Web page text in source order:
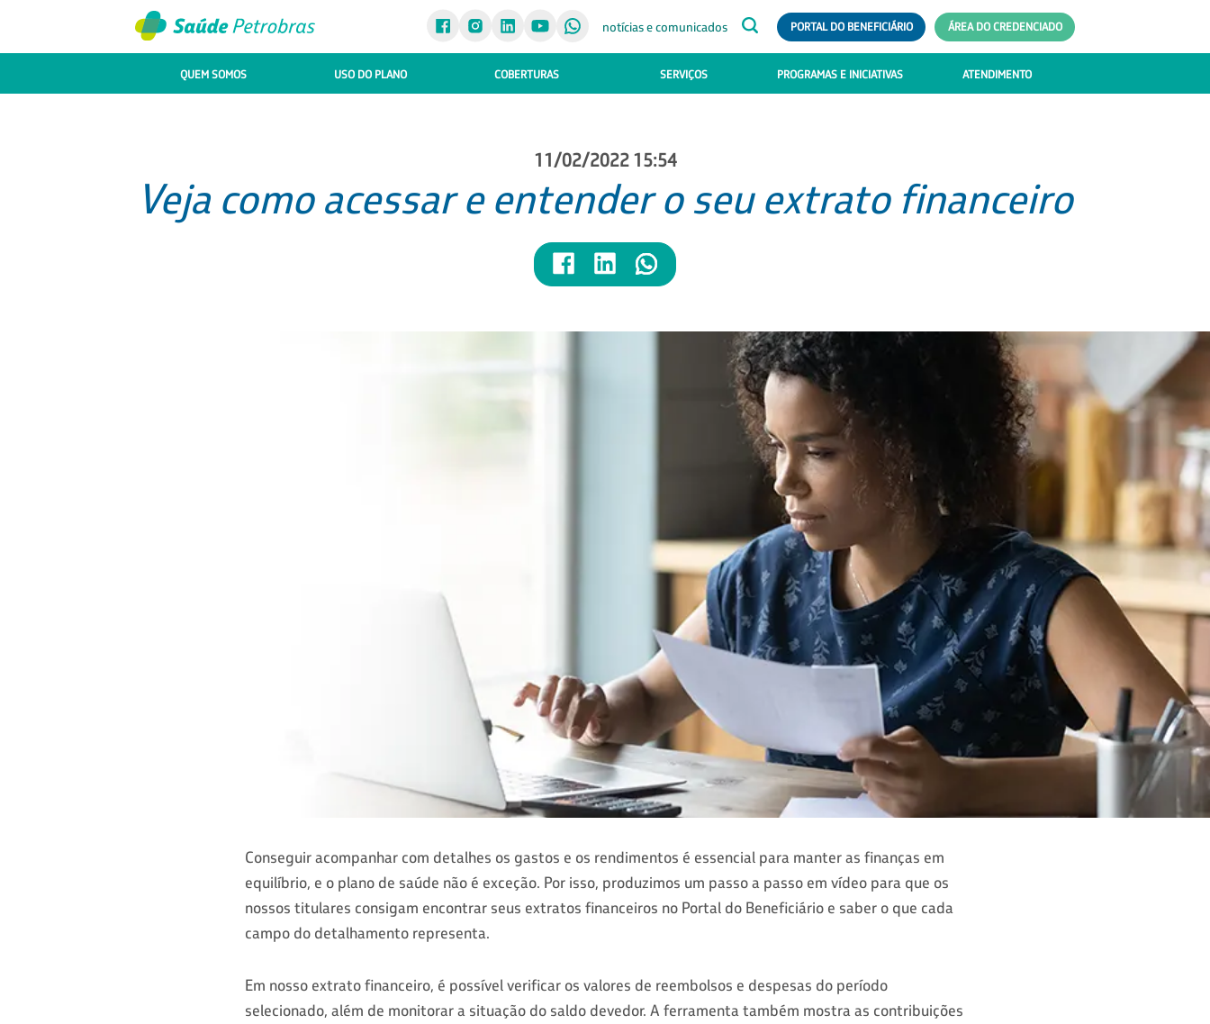
notícias e comunicados PORTAL DO BENEFICIÁRIO ÁREA DO CREDENCIADO
QUEM SOMOS USO DO PLANO COBERTURAS SERVIÇOS PROGRAMAS E INICIATIVAS ATENDIMENTO
11/02/2022 15:54
Veja como acessar e entender o seu extrato financeiro
Conseguir acompanhar com detalhes os gastos e os rendimentos é essencial para manter as finanças em
equilíbrio, e o plano de saúde não é exceção. Por isso, produzimos um passo a passo em vídeo para que os
nossos titulares consigam encontrar seus extratos financeiros no Portal do Beneficiário e saber o que cada
campo do detalhamento representa.
Em nosso extrato financeiro, é possível verificar os valores de reembolsos e despesas do período
selecionado, além de monitorar a situação do saldo devedor. A ferramenta também mostra as contribuições